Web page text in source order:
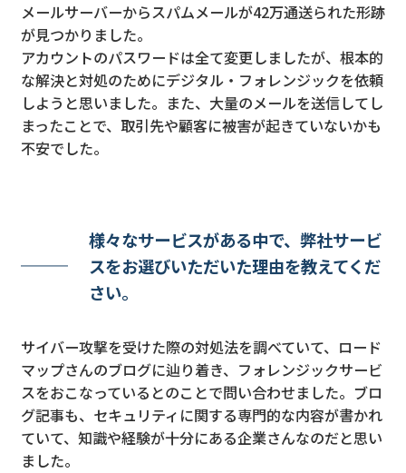
メールサーバーからスパムメールが42万通送られた形跡
が見つかりました。
アカウントのパスワードは全て変更しましたが、根本的
な解決と対処のためにデジタル・フォレンジックを依頼
しようと思いました。また、大量のメールを送信してし
まったことで、取引先や顧客に被害が起きていないかも
不安でした。
様々なサービスがある中で、弊社サービ
スをお選びいただいた理由を教えてくだ
さい。
サイバー攻撃を受けた際の対処法を調べていて、ロード
マップさんのブログに辿り着き、フォレンジックサービ
スをおこなっているとのことで問い合わせました。ブロ
グ記事も、セキュリティに関する専門的な内容が書かれ
ていて、知識や経験が十分にある企業さんなのだと思い
ました。